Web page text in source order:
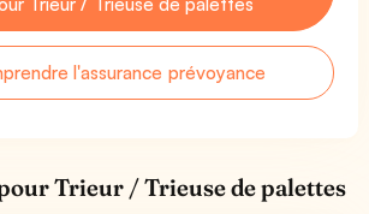
l'assurance prévoyance
Trieur / Trieuse de palettes